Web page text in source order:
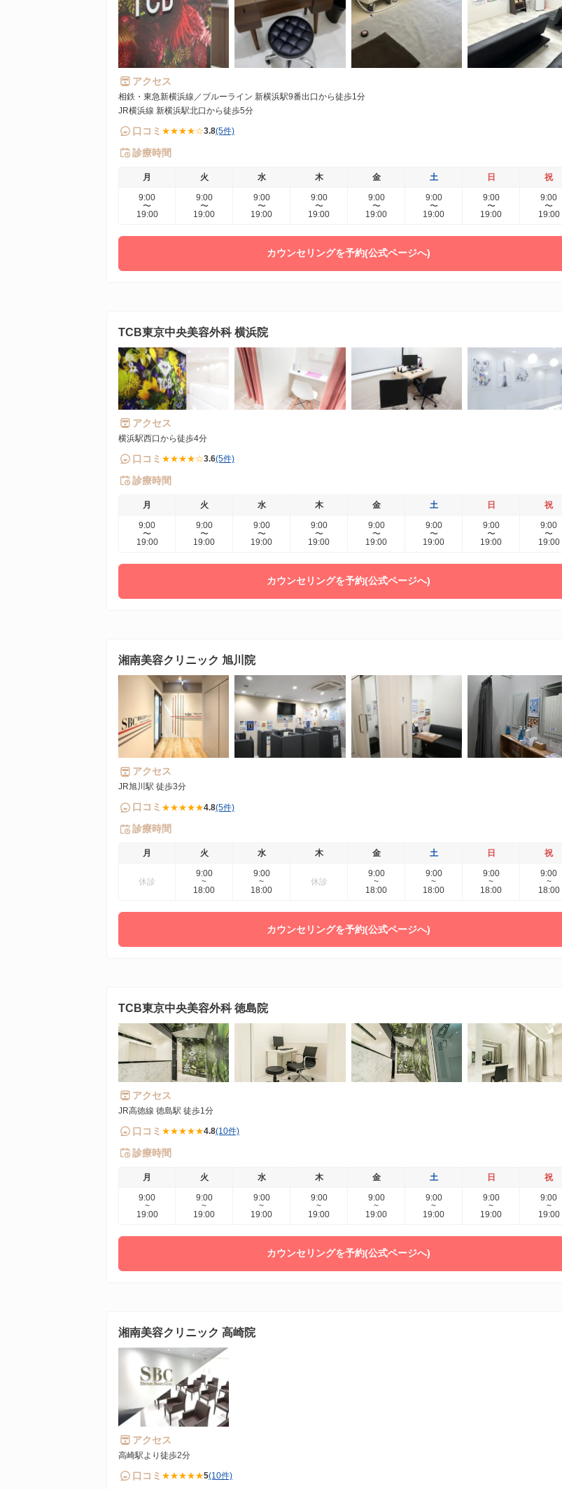
アクセス
相鉄・東急新横浜線／ブルーライン 新横浜駅9番出口から徒歩1分
JR横浜線 新横浜駅北口から徒歩5分
口コミ ★★★★☆3.8(5件)
診療時間
月 火 水 木 金 土 日 祝
9:00
〜
19:00
9:00
〜
19:00
9:00
〜
19:00
9:00
〜
19:00
9:00
〜
19:00
9:00
〜
19:00
9:00
〜
19:00
9:00
〜
19:00
カウンセリングを予約(公式ページへ)
TCB東京中央美容外科 横浜院
アクセス
横浜駅西口から徒歩4分
口コミ ★★★★☆3.6(5件)
診療時間
月 火 水 木 金 土 日 祝
9:00
〜
19:00
9:00
〜
19:00
9:00
〜
19:00
9:00
〜
19:00
9:00
〜
19:00
9:00
〜
19:00
9:00
〜
19:00
9:00
〜
19:00
カウンセリングを予約(公式ページへ)
湘南美容クリニック 旭川院
アクセス
JR旭川駅 徒歩3分
口コミ ★★★★★4.8(5件)
診療時間
月 火 水 木 金 土 日 祝
休診
9:00
~
18:00
9:00
~
18:00
休診
9:00
~
18:00
9:00
~
18:00
9:00
~
18:00
9:00
~
18:00
カウンセリングを予約(公式ページへ)
TCB東京中央美容外科 徳島院
アクセス
JR高徳線 徳島駅 徒歩1分
口コミ ★★★★★4.8(10件)
診療時間
月 火 水 木 金 土 日 祝
9:00
~
19:00
9:00
~
19:00
9:00
~
19:00
9:00
~
19:00
9:00
~
19:00
9:00
~
19:00
9:00
~
19:00
9:00
~
19:00
カウンセリングを予約(公式ページへ)
湘南美容クリニック 高崎院
アクセス
高崎駅より徒歩2分
口コミ ★★★★★5(10件)